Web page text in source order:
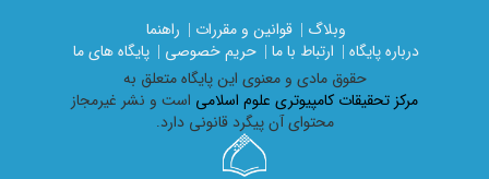
وبلاگ | قوانین و مقررات |
راهنما
درباره پایگاه |
ارتباط با ما | حریم خصوصی |
پایگاه های ما
حقوق مادی و معنوی اين پايگاه متعلق به
مرکز تحقیقات کامپیوتری علوم اسلامی است و نشر غیرمجاز
محتوای آن پیگرد قانونی دارد.